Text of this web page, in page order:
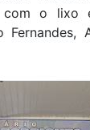
o lixo